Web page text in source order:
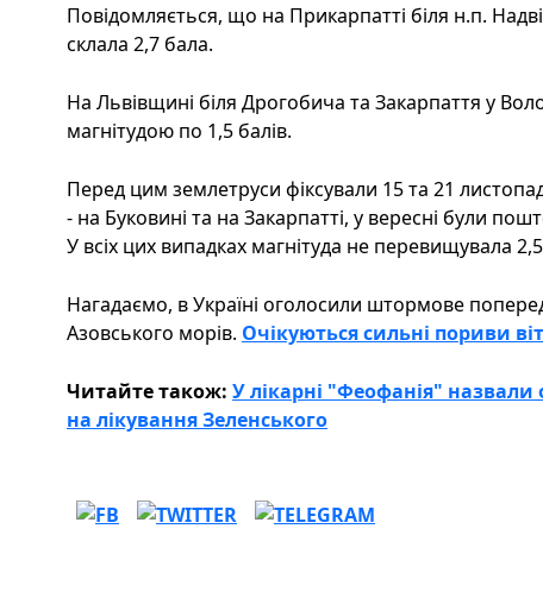
Повідомляється, що на Прикарпатті біля н.п.
склала 2,7 бала.
На Львівщині біля Дрогобича та Закарпаття у
магнітудою по 1,5 балів.
Перед цим землетруси фіксували 15 та 21
- на Буковині та на Закарпатті, у вересні були
У всіх цих випадках магнітуда не перевищувала
Нагадаємо, в Україні оголосили штормове
Азовського морів. Очікуються сильні пориви
Читайте також: У лікарні "Феофанія" назвали
на лікування Зеленського